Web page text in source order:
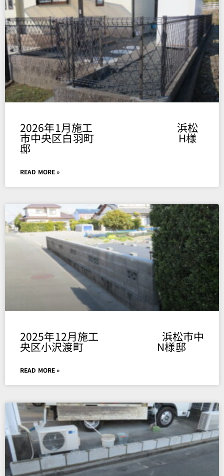
2026年1月施工 浜松
市中央区白羽町 H様
邸
READ MORE »
2025年12月施工 浜松市中
央区小沢渡町 N様邸
READ MORE »